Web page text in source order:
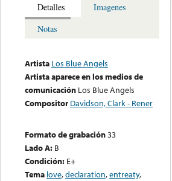
Detalles
Imagenes
Notas
Artista Los Blue Angels
Artista aparece en los medios de
comunicación Los Blue Angels
Compositor Davidson, Clark - Rener
Formato de grabación33
Lado A: B
Condición: E+
Tema love,declaration,entreaty,